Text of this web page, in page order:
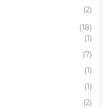
(2)
(18)
(1)
(7)
(1)
(1)
(2)